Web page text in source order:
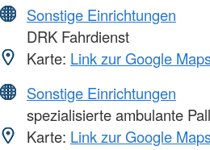
Sonstige Einrichtungen
DRK Fahrdienst
Karte: Link zur Google
Sonstige Einrichtungen
spezialisierte ambulante
Karte: Link zur Google